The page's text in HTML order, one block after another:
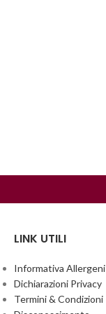
LINK UTILI
Informativa Allergeni
Dichiarazioni Privacy
Termini & Condizioni